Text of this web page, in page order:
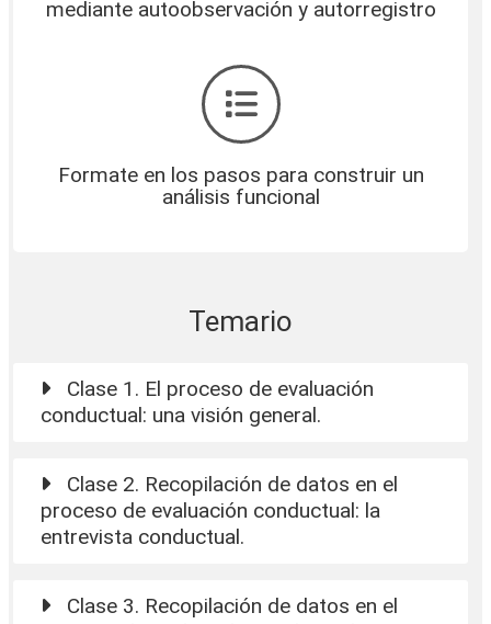
mediante autoobservación y autorregistro
Formate en los pasos para construir un
análisis funcional
Temario
Clase 1. El proceso de evaluación
conductual: una visión general.
Clase 2. Recopilación de datos en el
proceso de evaluación conductual: la
entrevista conductual.
Clase 3. Recopilación de datos en el